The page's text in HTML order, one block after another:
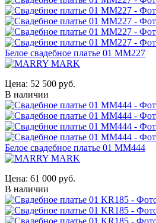
Белое свадебное платье 01 MM227
Цена: 52 500 руб.
В наличии
Белое свадебное платье 01 MM444
Цена: 61 000 руб.
В наличии